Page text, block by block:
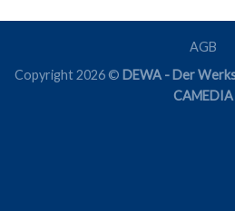
AGB
Copyright 2026 © DEWA - Der
CAMEDIA